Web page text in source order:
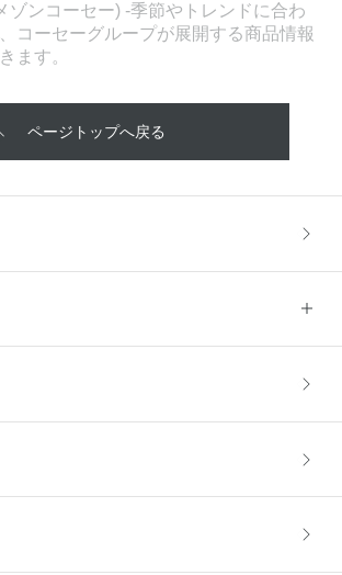
ゾンコーセー) -季節やトレンドに合わ
コーセーグループが展開する商品情報
ます。
ページトップへ戻る
交換